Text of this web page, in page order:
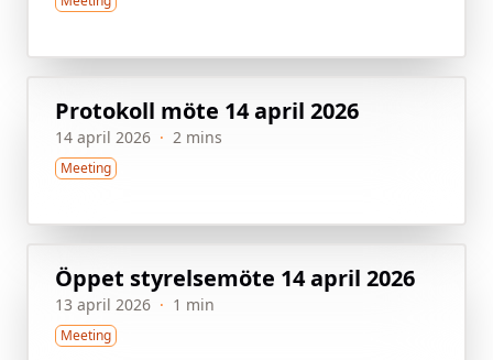
Protokoll möte 14 april 2026
14 april 2026 · 2 mins
Meeting
Öppet styrelsemöte 14 april 2026
13 april 2026 · 1 min
Meeting